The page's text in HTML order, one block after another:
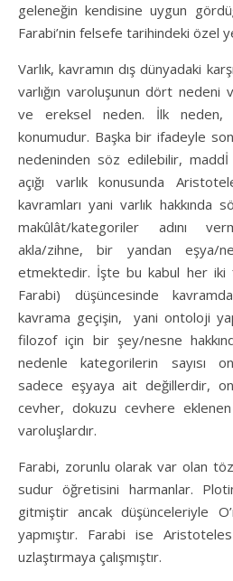
geleneğin kendisine uygun
Farabi’nin felsefe tarihindeki özel
Varlık, kavramın dış dünyadaki
varlığın varoluşunun dört nedeni
ve ereksel neden. İlk neden,
konumudur. Başka bir ifadeyle
nedeninden söz edilebilir,
açığı varlık konusunda
kavramları yani varlık hakkında
makûlât/kategoriler adını
akla/zihne, bir yandan eşya/
etmektedir. İşte bu kabul her iki
Farabi) düşüncesinde
kavrama geçişin, yani ontoloji
filozof için bir şey/nesne
nedenle kategorilerin sayısı
sadece eşyaya ait değillerdir,
cevher, dokuzu cevhere eklenen
varoluşlardır.
Farabi, zorunlu olarak var olan
sudur öğretisini harmanlar.
gitmiştir ancak düşünceleriyle
yapmıştır. Farabi ise
uzlaştırmaya çalışmıştır.